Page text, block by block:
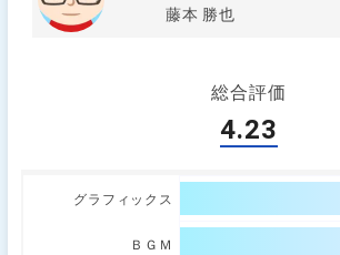
藤本 勝也
総合評価
4.23
グラフィックス
ＢＧＭ